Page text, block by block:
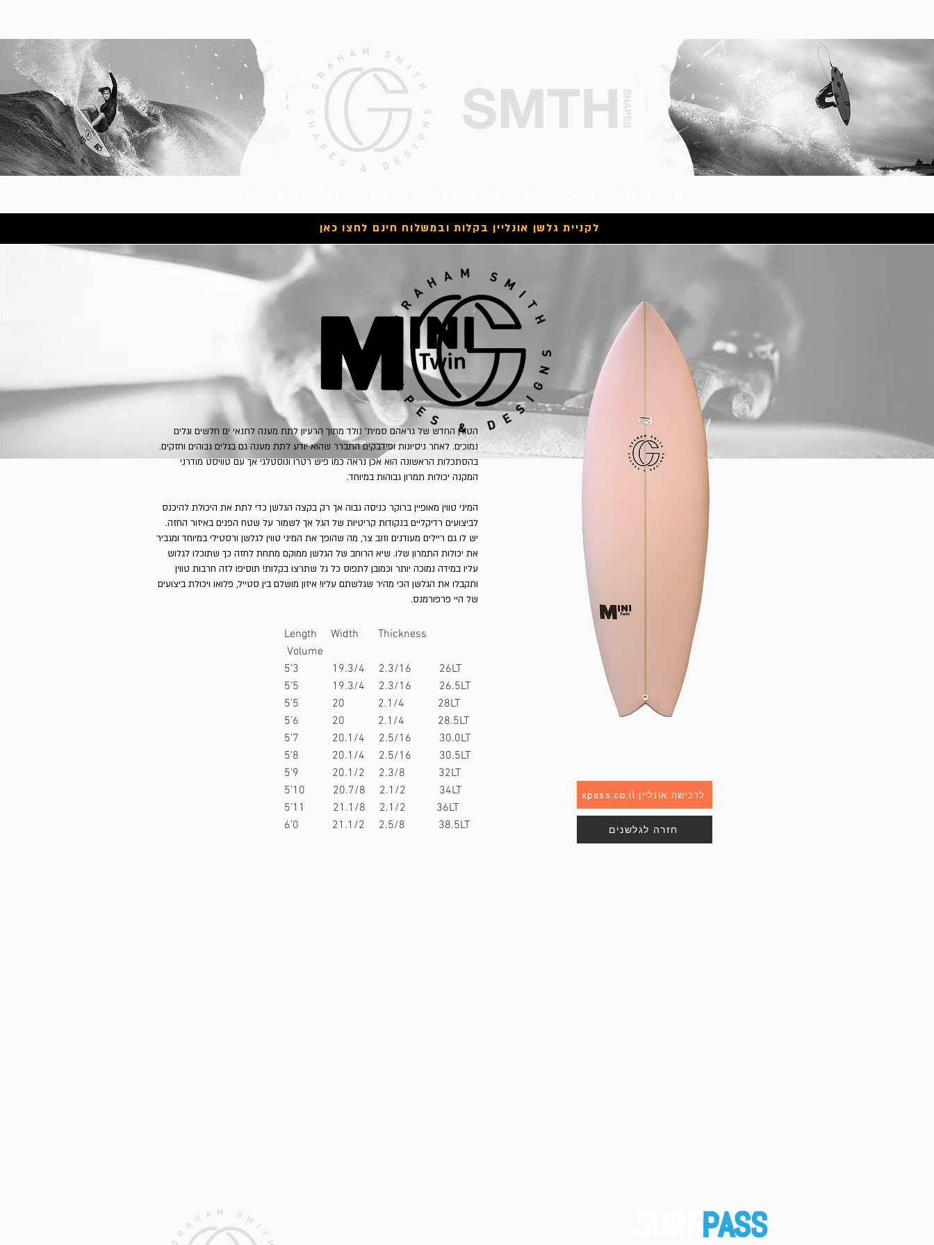
לקניית גלשן אונליין בקלות ובמשלוח חינם לחצו כאן
הטווין החדש של גראהם סמית' נולד מתוך הרעיון לתת מענה לתנאי ים חלשים וגלים
נמוכים. לאחר ניסיונות ופידבקים התברר שהוא יודע לתת מענה גם בגלים גבוהים וחזקים.
בהסתכלות הראשונה הוא אכן נראה כמו פיש רטרו ונוסטלגי אך עם טוויסט מודרני
המקנה יכולות תמרון גבוהות במיוחד.
המיני טווין מאופיין ברוקר כניסה גבוה אך רק בקצה הגלשן כדי לתת את היכולת להיכנס
לביצועים רדיקליים בנקודות קריטיות של הגל אך לשמור על שטח הפנים באיזור החזה.
יש לו גם ריילים מעודנים וזנב צר, מה שהופך את המיני טווין לגלשן ורסטילי במיוחד ומגביר
את יכולות התמרון שלו. שיא הרוחב של הגלשן ממוקם מתחת לחזה כך שתוכלו לגלוש
עליו במידה נמוכה יותר וכמובן לתפוס כל גל שתרצו בקלות! תוסיפו לזה חרבות טווין
ותקבלו את הגלשן הכי מהיר שגלשתם עליו! איזון מושלם בין סטייל, פלואו ויכולת ביצועים
של היי פרפורמנס.
Length Width Thickness
Volume
5’3 19.3/4 2.3/16 26LT
5’5 19.3/4 2.3/16 26.5LT
5’5 20 2.1 /4 28LT
5’6 20 2.1/4 28.5LT
5’7 20.1/4 2.5/16 30.0LT
5’8 20.1/4 2.5/16 30.5LT
5’9 20.1/2 2.3/8 32LT
5’10 20.7/8 2.1/2 34LT
5’11 21.1/8 2.1/2 36LT
6’0 21.1/2 2.5/8 38.5LT
xpass.co.il לרכישה אונליין
חזרה לגלשנים